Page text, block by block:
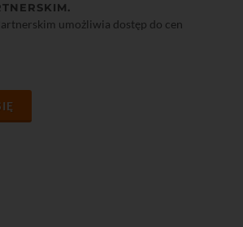
umożliwia dostęp do cen